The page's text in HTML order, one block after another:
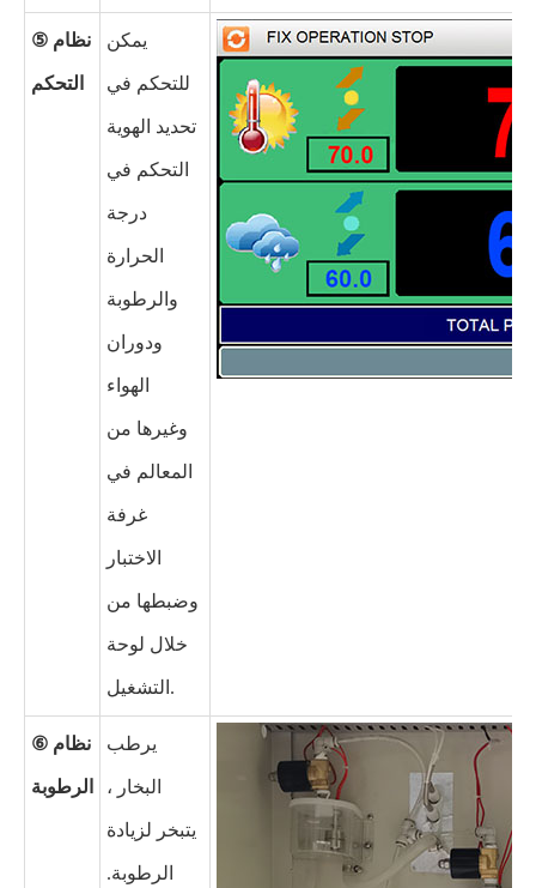
⑤ نظام
التحكم
يمكن
للتحكم في
تحديد الهوية
التحكم في
درجة
الحرارة
والرطوبة
ودوران
الهواء
وغيرها من
المعالم في
غرفة
الاختبار
وضبطها من
خلال لوحة
التشغيل.
⑥ نظام
الرطوبة
يرطب
البخار ،
يتبخر لزيادة
الرطوبة.